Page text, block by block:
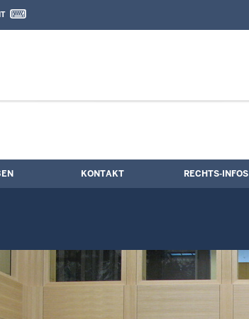
Kontaktformular
KONTAKT RECHTS-INFOS